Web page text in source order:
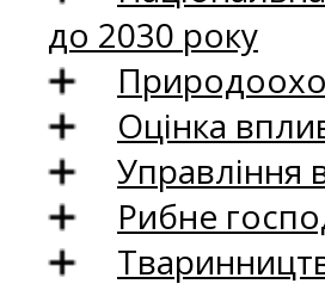
до 2030 року
Оцінка
Управління
Рибне